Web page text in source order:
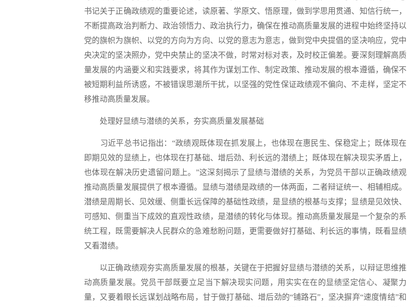
书记关于正确政绩观的重要论述，读原著、学原文、悟原理，做到学思用贯通、知信行统一，
不断提高政治判断力、政治领悟力、政治执行力，确保在推动高质量发展的进程中始终坚持以
党的旗帜为旗帜、以党的方向为方向、以党的意志为意志，做到党中央提倡的坚决响应，党中
央决定的坚决照办，党中央禁止的坚决不做，时常对标对表，及时校正偏差。要深刻理解高质
量发展的内涵要义和实践要求，将其作为谋划工作、制定政策、推动发展的根本遵循，确保不
被短期利益所诱惑，不被错误思潮所干扰，以坚强的党性保证政绩观不偏向、不走样，坚定不
移推动高质量发展。
处理好显绩与潜绩的关系，夯实高质量发展基础
习近平总书记指出：“政绩观既体现在抓发展上，也体现在惠民生、保稳定上；既体现在
即期见效的显绩上，也体现在打基础、增后劲、利长远的潜绩上；既体现在解决现实矛盾上，
也体现在解决历史遗留问题上。”这深刻揭示了显绩与潜绩的关系，为党员干部以正确政绩观
推动高质量发展提供了根本遵循。显绩与潜绩是政绩的一体两面，二者辩证统一、相辅相成。
潜绩是周期长、见效缓、侧重长远保障的基础性政绩，是显绩的根基与支撑；显绩是见效快、
可感知、侧重当下成效的直观性政绩，是潜绩的转化与体现。推动高质量发展是一个复杂的系
统工程，既需要解决人民群众的急难愁盼问题，更需要做好打基础、利长远的事情，既看显绩
又看潜绩。
以正确政绩观夯实高质量发展的根基，关键在于把握好显绩与潜绩的关系，以辩证思维推
动高质量发展。党员干部既要立足当下解决现实问题，用实实在在的显绩坚定信心、凝聚力
量，又要着眼长远谋划战略布局，甘于做打基础、增后劲的“铺路石”，坚决摒弃“速度情结”和